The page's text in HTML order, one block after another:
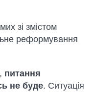
зі змістом
реформування
питання
не буде. Ситуація